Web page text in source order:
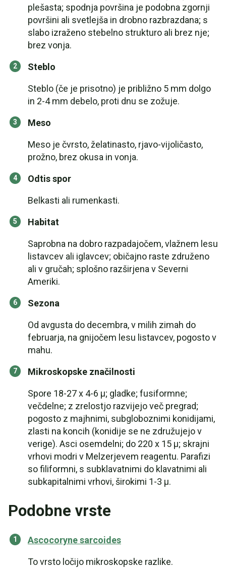
plešasta; spodnja površina je podobna zgornji
površini ali svetlejša in drobno razbrazdana; s
slabo izraženo stebelno strukturo ali brez nje;
brez vonja.
Steblo
Steblo (če je prisotno) je približno 5 mm dolgo
in 2-4 mm debelo, proti dnu se zožuje.
Meso
Meso je čvrsto, želatinasto, rjavo-vijoličasto,
prožno, brez okusa in vonja.
Odtis spor
Belkasti ali rumenkasti.
Habitat
Saprobna na dobro razpadajočem, vlažnem lesu
listavcev ali iglavcev; običajno raste združeno
ali v gručah; splošno razširjena v Severni
Ameriki.
Sezona
Od avgusta do decembra, v milih zimah do
februarja, na gnijočem lesu listavcev, pogosto v
mahu.
Mikroskopske značilnosti
Spore 18-27 x 4-6 µ; gladke; fusiformne;
večdelne; z zrelostjo razvijejo več pregrad;
pogosto z majhnimi, subgloboznimi konidijami,
zlasti na koncih (konidije se ne združujejo v
verige). Asci osemdelni; do 220 x 15 µ; skrajni
vrhovi modri v Melzerjevem reagentu. Parafizi
so filiformni, s subklavatnimi do klavatnimi ali
subkapitalnimi vrhovi, širokimi 1-3 µ.
Podobne vrste
Ascocoryne sarcoides
To vrsto ločijo mikroskopske razlike.